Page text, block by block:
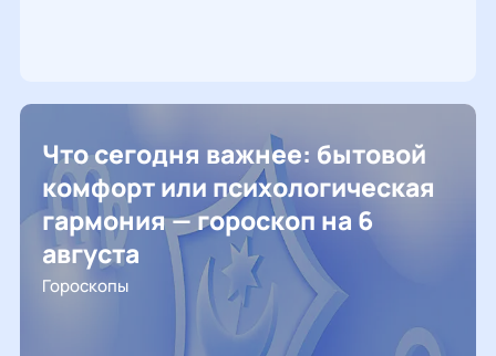
Что сегодня важнее: бытовой
комфорт или психологическая
гармония — гороскоп на 6
августа
Гороскопы